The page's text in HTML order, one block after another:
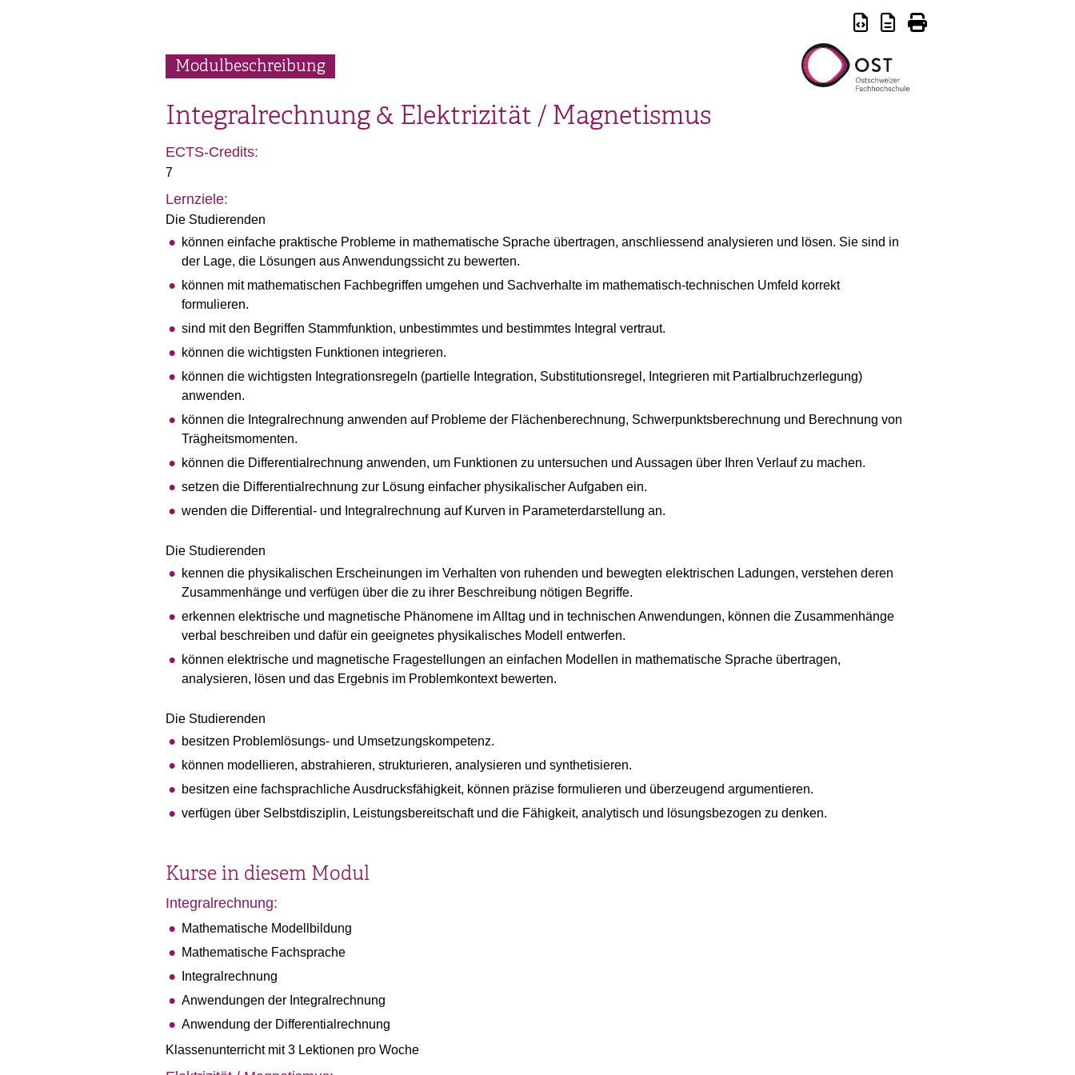
Modulbeschreibung
Integralrechnung & Elektrizität / Magnetismus
ECTS-Credits:
7
Lernziele:
Die Studierenden
können einfache praktische Probleme in mathematische Sprache übertragen, anschliessend analysieren und lösen. Sie sind in
der Lage, die Lösungen aus Anwendungssicht zu bewerten.
können mit mathematischen Fachbegriffen umgehen und Sachverhalte im mathematisch-technischen Umfeld korrekt
formulieren.
sind mit den Begriffen Stammfunktion, unbestimmtes und bestimmtes Integral vertraut.
können die wichtigsten Funktionen integrieren.
können die wichtigsten Integrationsregeln (partielle Integration, Substitutionsregel, Integrieren mit Partialbruchzerlegung)
anwenden.
können die Integralrechnung anwenden auf Probleme der Flächenberechnung, Schwerpunktsberechnung und Berechnung von
Trägheitsmomenten.
können die Differentialrechnung anwenden, um Funktionen zu untersuchen und Aussagen über Ihren Verlauf zu machen.
setzen die Differentialrechnung zur Lösung einfacher physikalischer Aufgaben ein.
wenden die Differential- und Integralrechnung auf Kurven in Parameterdarstellung an.
Die Studierenden
kennen die physikalischen Erscheinungen im Verhalten von ruhenden und bewegten elektrischen Ladungen, verstehen deren
Zusammenhänge und verfügen über die zu ihrer Beschreibung nötigen Begriffe.
erkennen elektrische und magnetische Phänomene im Alltag und in technischen Anwendungen, können die Zusammenhänge
verbal beschreiben und dafür ein geeignetes physikalisches Modell entwerfen.
können elektrische und magnetische Fragestellungen an einfachen Modellen in mathematische Sprache übertragen,
analysieren, lösen und das Ergebnis im Problemkontext bewerten.
Die Studierenden
besitzen Problemlösungs- und Umsetzungskompetenz.
können modellieren, abstrahieren, strukturieren, analysieren und synthetisieren.
besitzen eine fachsprachliche Ausdrucksfähigkeit, können präzise formulieren und überzeugend argumentieren.
verfügen über Selbstdisziplin, Leistungsbereitschaft und die Fähigkeit, analytisch und lösungsbezogen zu denken.
Kurse in diesem Modul
Integralrechnung:
Mathematische Modellbildung
Mathematische Fachsprache
Integralrechnung
Anwendungen der Integralrechnung
Anwendung der Differentialrechnung
Klassenunterricht mit 3 Lektionen pro Woche